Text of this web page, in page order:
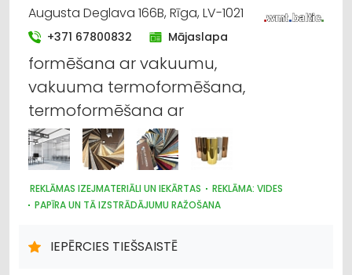
Augusta Deglava 166B, Rīga, LV-1021
+371 67800832 Mājaslapa
formēšana ar vakuumu,
vakuuma termoformēšana,
termoformēšana ar
REKLĀMAS IZEJMATERIĀLI UN IEKĀRTAS
REKLĀMA: VIDES
PAPĪRA UN TĀ IZSTRĀDĀJUMU RAŽOŠANA
TIRDZNIECĪBAS IEKĀRTAS
IEPĒRCIES TIEŠSAISTĒ